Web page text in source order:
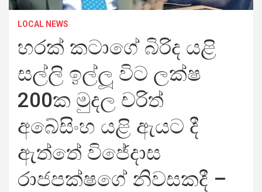
LOCAL NEWS
හරක් කටාගේ බිරිද යළි
සල්ලි ඉල්ලූ විට ලක්ෂ
200ක මුදල චරිත්
අබේසිංහ යළි ඇයට දී
ඇත්තේ විජේදාස
රාජපක්ෂගේ නිවසකදී –